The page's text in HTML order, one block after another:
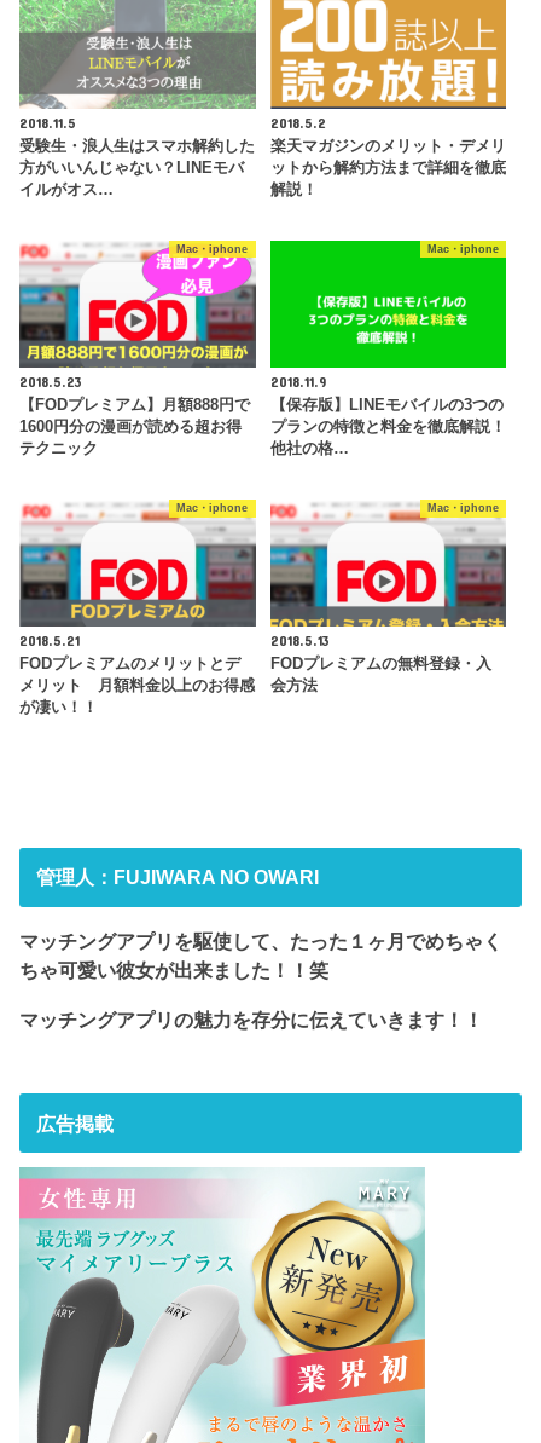
2018.11.5
受験生・浪人生はスマホ解約した
方がいいんじゃない？LINEモバ
イルがオス…
2018.5.2
楽天マガジンのメリット・デメリ
ットから解約方法まで詳細を徹底
解説！
Mac・iphone
2018.5.23
【FODプレミアム】月額888円で
1600円分の漫画が読める超お得
テクニック
Mac・iphone
2018.11.9
【保存版】LINEモバイルの3つの
プランの特徴と料金を徹底解説！
他社の格…
Mac・iphone
2018.5.21
FODプレミアムのメリットとデ
メリット 月額料金以上のお得感
が凄い！！
Mac・iphone
2018.5.13
FODプレミアムの無料登録・入
会方法
管理人：FUJIWARA NO OWARI
マッチングアプリを駆使して、たった１ヶ月でめちゃく
ちゃ可愛い彼女が出来ました！！笑
マッチングアプリの魅力を存分に伝えていきます！！
広告掲載